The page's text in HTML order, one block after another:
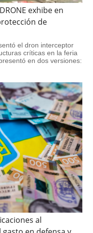
exhibe en
de
el dron interceptor
críticas en la feria
en dos versiones:
al